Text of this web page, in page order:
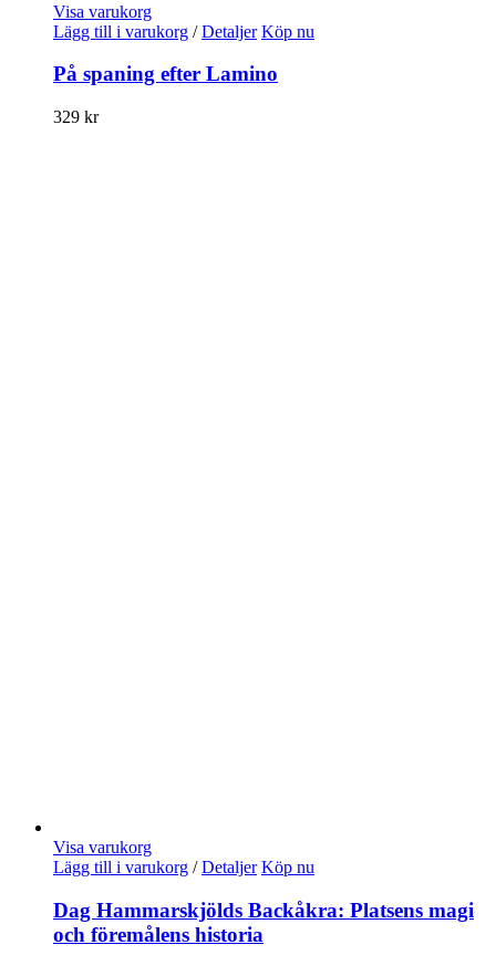
Visa varukorg
Lägg till i varukorg / Detaljer Köp nu
På spaning efter Lamino
329 kr
Visa varukorg
Lägg till i varukorg / Detaljer Köp nu
Dag Hammarskjölds Backåkra: Platsens magi
och föremålens historia